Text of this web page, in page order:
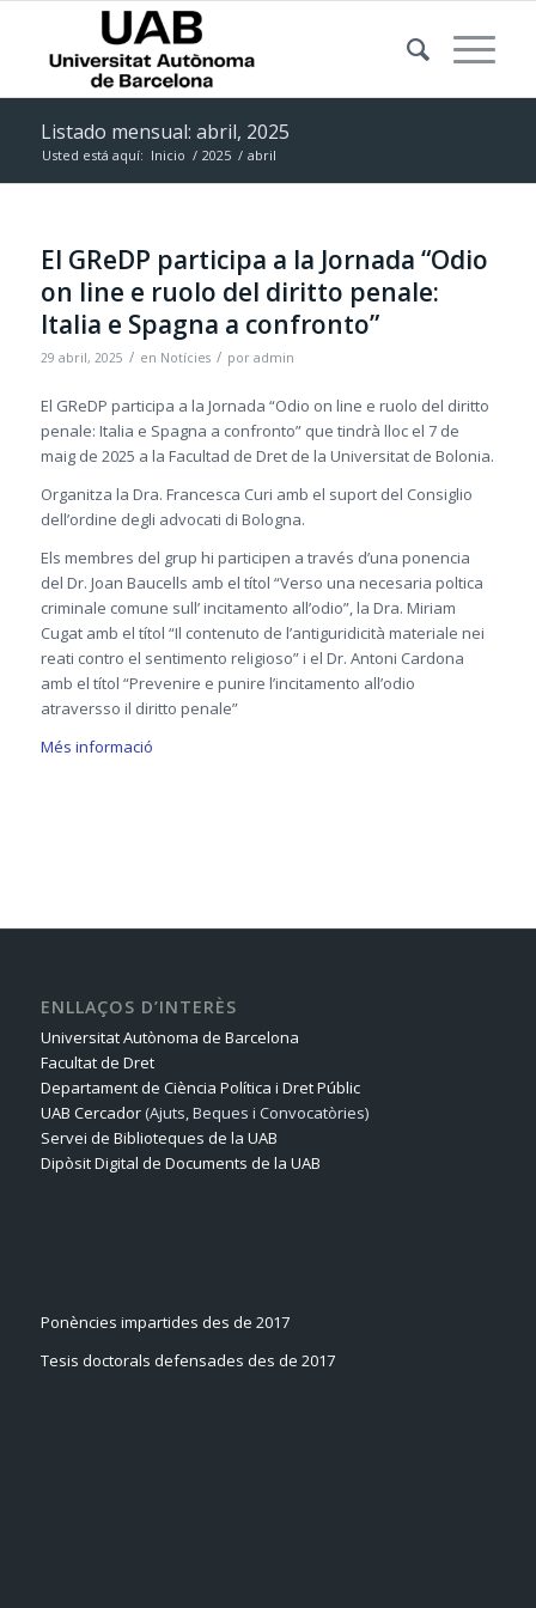
Listado mensual: abril, 2025
Usted está aquí: Inicio / 2025 / abril
El GReDP participa a la Jornada “Odio
on line e ruolo del diritto penale:
Italia e Spagna a confronto”
29 abril, 2025 / en Notícies / por admin
El GReDP participa a la Jornada “Odio on line e ruolo del diritto
penale: Italia e Spagna a confronto” que tindrà lloc el 7 de
maig de 2025 a la Facultad de Dret de la Universitat de Bolonia.
Organitza la Dra. Francesca Curi amb el suport del Consiglio
dell’ordine degli advocati di Bologna.
Els membres del grup hi participen a través d’una ponencia
del Dr. Joan Baucells amb el títol “Verso una necesaria poltica
criminale comune sull’ incitamento all’odio”, la Dra. Miriam
Cugat amb el títol “Il contenuto de l’antiguridicità materiale nei
reati contro el sentimento religioso” i el Dr. Antoni Cardona
amb el títol “Prevenire e punire l’incitamento all’odio
atraversso il diritto penale”
Més informació
ENLLAÇOS D’INTERÈS
Universitat Autònoma de Barcelona
Facultat de Dret
Departament de Ciència Política i Dret Públic
UAB Cercador(Ajuts, Beques i Convocatòries)
Servei de Biblioteques de la UAB
Dipòsit Digital de Documents de la UAB
Ponències impartides des de 2017
Tesis doctorals defensades des de 2017